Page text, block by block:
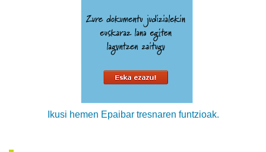
Ikusi hemen Epaibar tresnaren funtzioak.